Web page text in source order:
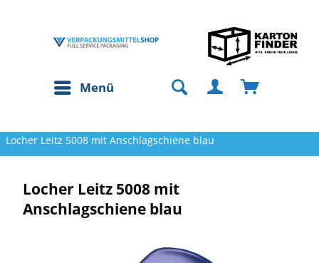
Menü
Locher Leitz 5008 mit Anschlagschiene blau
Locher Leitz 5008 mit
Anschlagschiene blau